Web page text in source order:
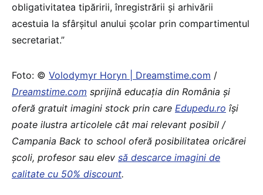
obligativitatea tipăririi, înregistrării şi arhivării
acestuia la sfârşitul anului şcolar prin compartimentul
secretariat.”
Foto: © Volodymyr Horyn | Dreamstime.com /
Dreamstime.com sprijină educaţia din România şi
oferă gratuit imagini stock prin care Edupedu.ro îşi
poate ilustra articolele cât mai relevant posibil /
Campania Back to school oferă posibilitatea oricărei
școli, profesor sau elev să descarce imagini de
calitate cu 50% discount.